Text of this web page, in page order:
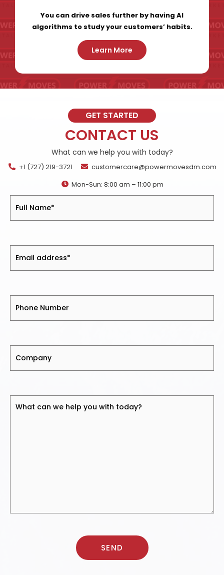
You can drive sales further by having AI
algorithms to study your customers’ habits.
Learn More
GET STARTED
CONTACT US
What can we help you with today?
+1 (727) 219-3721
customercare@powermovesdm.com
Mon-Sun: 8:00 am – 11:00 pm